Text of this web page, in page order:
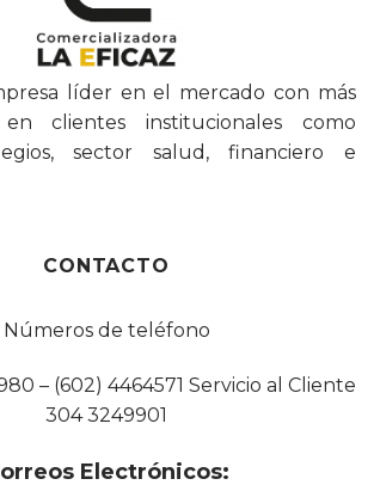
líder en el mercado con más
clientes institucionales como
sector salud, financiero e
CONTACTO
Números de teléfono
– (602) 4464571 Servicio al Cliente
304 3249901
Electrónicos: